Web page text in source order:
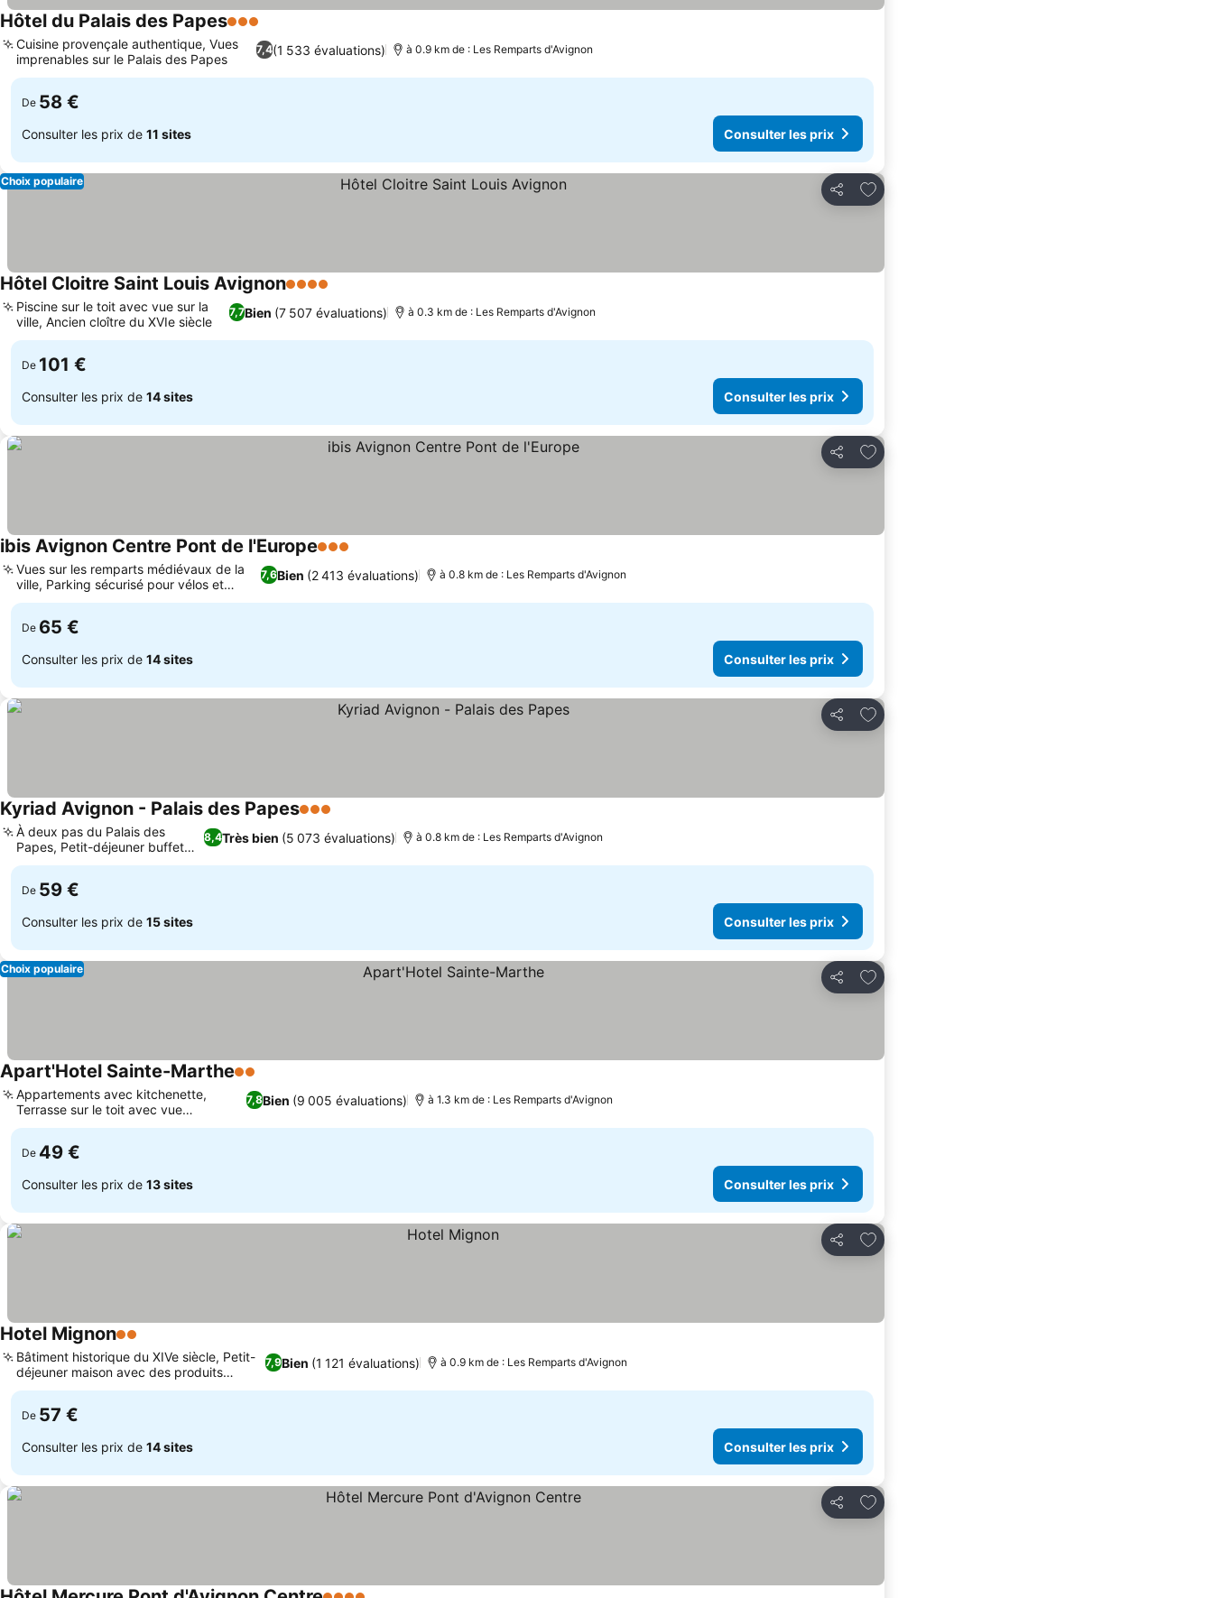
Hôtel du Palais des Papes3 Étoiles
7,4(1 533 évaluations)
Cuisine provençale authentique, Vues
imprenables sur le Palais des Papes
à 0.9 km de : Les Remparts d'Avignon
De 58 €
Consulter les prix de 11 sites Consulter les prix
Partager
Ajouter à mes favoris
Choix populaire
Hôtel Cloitre Saint Louis Avignon4 Étoiles
7,7Bien (7 507 évaluations)
Piscine sur le toit avec vue sur la
ville, Ancien cloître du XVIe siècle
à 0.3 km de : Les Remparts d'Avignon
De 101 €
Consulter les prix de 14 sites Consulter les prix
Partager
Ajouter à mes favoris
ibis Avignon Centre Pont de l'Europe3 Étoiles
7,6Bien (2 413 évaluations)
Vues sur les remparts médiévaux de la
ville, Parking sécurisé pour vélos et
motos
à 0.8 km de : Les Remparts d'Avignon
De 65 €
Consulter les prix de 14 sites Consulter les prix
Partager
Ajouter à mes favoris
Kyriad Avignon - Palais des Papes3 Étoiles
8,4Très bien (5 073 évaluations)
À deux pas du Palais des
Papes, Petit-déjeuner buffet
varié
à 0.8 km de : Les Remparts d'Avignon
De 59 €
Consulter les prix de 15 sites Consulter les prix
Partager
Ajouter à mes favoris
Choix populaire
Apart'Hotel Sainte-Marthe2 Étoiles
7,8Bien (9 005 évaluations)
Appartements avec kitchenette,
Terrasse sur le toit avec vue
panoramique
à 1.3 km de : Les Remparts d'Avignon
De 49 €
Consulter les prix de 13 sites Consulter les prix
Partager
Ajouter à mes favoris
Hotel Mignon2 Étoiles
7,9Bien (1 121 évaluations)
Bâtiment historique du XIVe siècle, Petit-
déjeuner maison avec des produits
locaux
à 0.9 km de : Les Remparts d'Avignon
De 57 €
Consulter les prix de 14 sites Consulter les prix
Partager
Ajouter à mes favoris